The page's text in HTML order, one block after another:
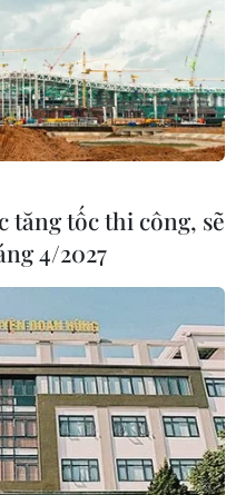
tăng tốc thi công, sẽ
4/2027